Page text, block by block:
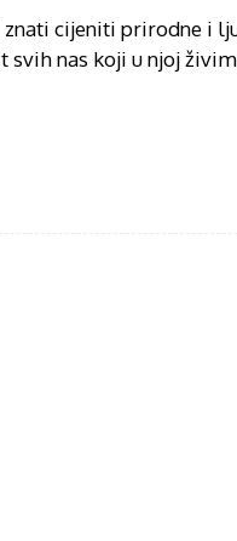
cijeniti prirodne i
nas koji u njoj